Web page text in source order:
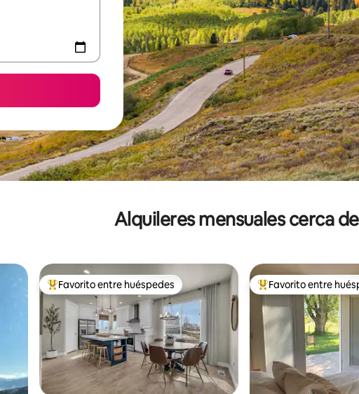
Alquileres mensuales cerca
Favorito entre huéspedes preferido
Favorito entre huéspedes Favorito entre
Favorito entre